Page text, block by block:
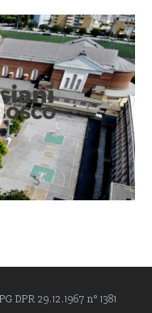
DPR 29.12.1967 n° 1381